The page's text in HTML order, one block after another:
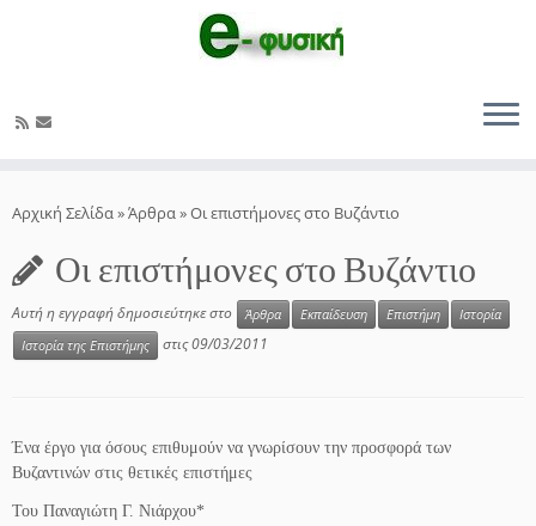
στο
Αρχική Σελίδα»Άρθρα»Οι επιστήμονες στο Βυζάντιο
Οι επιστήμονες στο Βυζάντιο
Αυτή η εγγραφή δημοσιεύτηκε στο Άρθρα Εκπαίδευση Επιστήμη
Ιστορία
Ιστορία της Επιστήμης
στις09/03/2011
Ένα έργο για όσους επιθυμούν να γνωρίσουν την προσφορά των
Βυζαντινών στις θετικές επιστήμες
Του Παναγιώτη Γ. Νιάρχου*